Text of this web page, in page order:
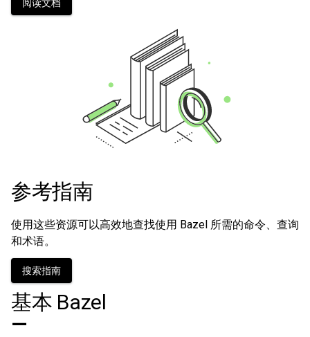
阅读文档
参考指南
使用这些资源可以高效地查找使用 Bazel 所需的命令、查询
和术语。
搜索指南
基本 Bazel
—